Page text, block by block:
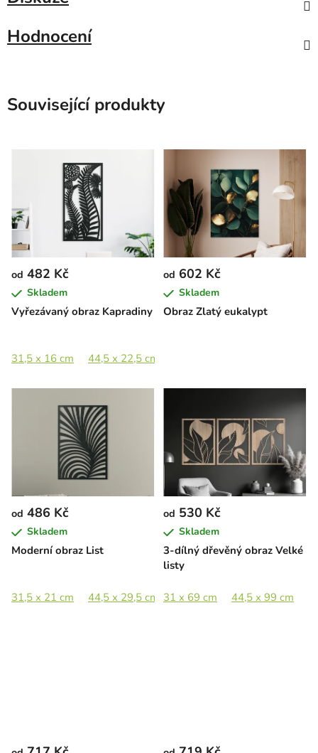
Hodnocení
Související produkty
Vyřezávaný obraz Kapradiny
od 482 Kč
Skladem
31,5 x 16 cm 44,5 x 22,5 cm
Obraz Zlatý eukalypt
od 602 Kč
Skladem
Moderní obraz List
od 486 Kč
Skladem
31,5 x 21 cm 44,5 x 29,5 cm 65 x 43 cm 89 x 59 cm
3-dílný dřevěný obraz Velké
listy
od 530 Kč
Skladem
31 x 69 cm 44,5 x 99 cm